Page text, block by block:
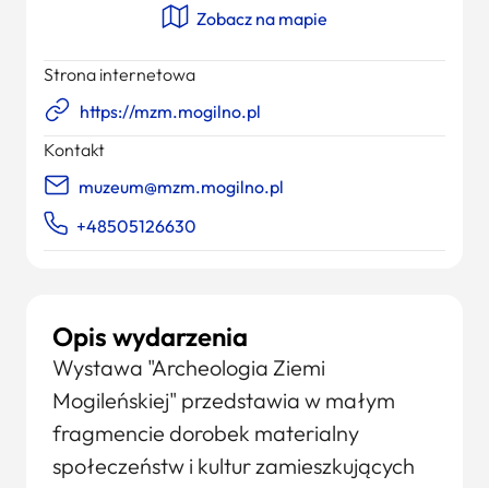
Opis wydarzenia
Wystawa "Archeologia Ziemi
Mogileńskiej" przedstawia w małym
fragmencie dorobek materialny
społeczeństw i kultur zamieszkujących
Zobacz na mapie
Strona internetowa
https://mzm.mogilno.pl
Kontakt
muzeum@mzm.mogilno.pl
+48505126630